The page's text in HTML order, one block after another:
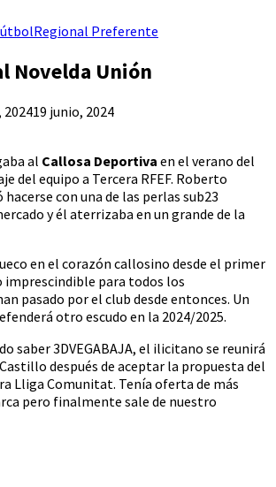
Regional Preferente
Novelda Unión
202419 junio, 2024
al Callosa Deportiva en el verano del
del equipo a Tercera RFEF. Roberto
con una de las perlas sub23
y él aterrizaba en un grande de la
en el corazón callosino desde el primer
imprescindible para todos los
pasado por el club desde entonces. Un
otro escudo en la 2024/2025.
saber 3DVEGABAJA, el ilicitano se reunirá
después de aceptar la propuesta del
Lliga Comunitat. Tenía oferta de más
pero finalmente sale de nuestro